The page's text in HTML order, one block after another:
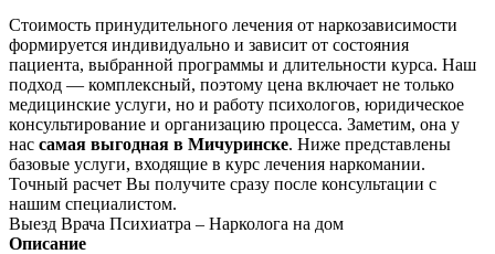
Стоимость принудительного лечения от наркозависимости
формируется индивидуально и зависит от состояния
пациента, выбранной программы и длительности курса. Наш
подход — комплексный, поэтому цена включает не только
медицинские услуги, но и работу психологов, юридическое
консультирование и организацию процесса. Заметим, она у
нас самая выгодная в Мичуринске. Ниже представлены
базовые услуги, входящие в курс лечения наркомании.
Точный расчет Вы получите сразу после консультации с
нашим специалистом.
Выезд Врача Психиатра – Нарколога на дом
Описание